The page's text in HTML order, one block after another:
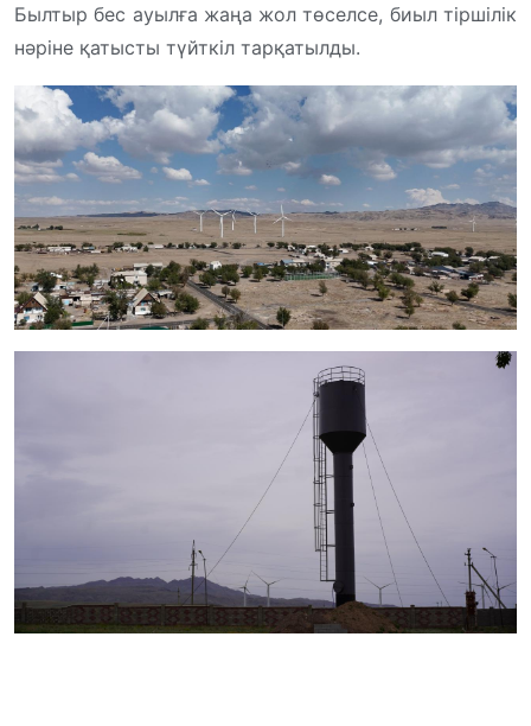
Былтыр бес ауылға жаңа жол төселсе, биыл тіршілік
нәріне қатысты түйткіл тарқатылды.